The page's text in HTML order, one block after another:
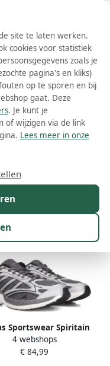
Wis filters Alle filters
Sportswear Spiritain
mesh sneakers
donkergrijs zilver
4 webshops
€ 84,99
site te laten werken.
cookies voor statistiek
zoals je
pagina's en kliks)
op te sporen en bij
gaat. Deze
. Je kunt je
of wijzigen via de link
Lees meer in onze